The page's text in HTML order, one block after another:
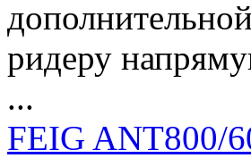
ридеру
...
FEIG ANT800/